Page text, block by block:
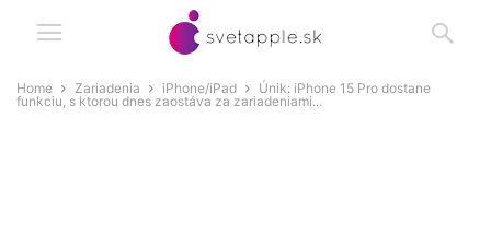
Home Zariadenia iPhone/iPad
Únik: iPhone 15 Pro dostane
funkciu, s ktorou dnes zaostáva za zariadeniami...